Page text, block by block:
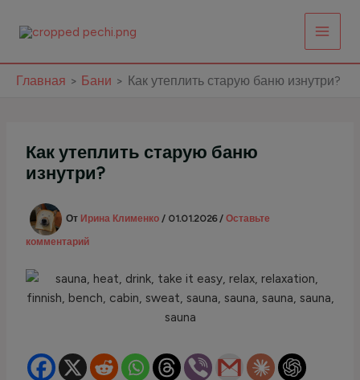
Главная Бани Как утеплить старую баню изнутри?
Как утеплить старую баню
изнутри?
От Ирина Клименко/ 01.01.2026/Оставьте
комментарий